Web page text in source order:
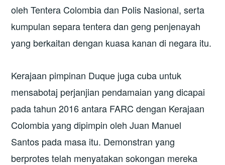
oleh Tentera Colombia dan Polis Nasional, serta
kumpulan separa tentera dan geng penjenayah
yang berkaitan dengan kuasa kanan di negara itu.
Kerajaan pimpinan Duque juga cuba untuk
mensabotaj perjanjian pendamaian yang dicapai
pada tahun 2016 antara FARC dengan Kerajaan
Colombia yang dipimpin oleh Juan Manuel
Santos pada masa itu. Demonstran yang
berprotes telah menyatakan sokongan mereka